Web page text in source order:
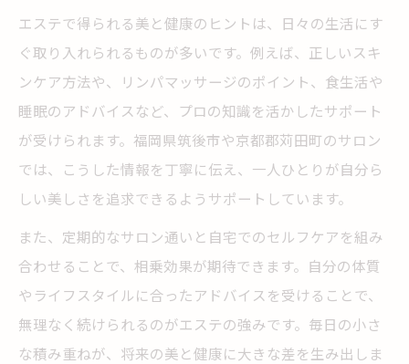
エステで得られる美と健康のヒントは、日々の生活にす
ぐ取り入れられるものが多いです。例えば、正しいスキ
ンケア方法や、リンパマッサージのポイント、食生活や
睡眠のアドバイスなど、プロの知識を活かしたサポート
が受けられます。福岡県筑後市や京都郡苅田町のサロン
では、こうした情報を丁寧に伝え、一人ひとりが自分ら
しい美しさを追求できるようサポートしています。
また、定期的なサロン通いと自宅でのセルフケアを組み
合わせることで、相乗効果が期待できます。自分の体質
やライフスタイルに合ったアドバイスを受けることで、
無理なく続けられるのがエステの強みです。毎日の小さ
な積み重ねが、将来の美と健康に大きな差を生み出しま